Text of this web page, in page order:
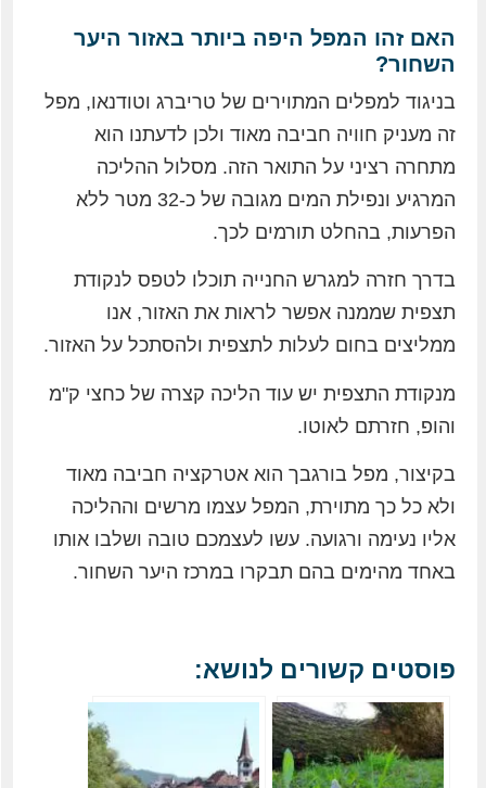
האם זהו המפל היפה ביותר באזור היער
השחור?
בניגוד למפלים המתוירים של טריברג וטודנאו, מפל
זה מעניק חוויה חביבה מאוד ולכן לדעתנו הוא
מתחרה רציני על התואר הזה. מסלול ההליכה
המרגיע ונפילת המים מגובה של כ-32 מטר ללא
הפרעות, בהחלט תורמים לכך.
בדרך חזרה למגרש החנייה תוכלו לטפס לנקודת
תצפית שממנה אפשר לראות את האזור, אנו
ממליצים בחום לעלות לתצפית ולהסתכל על האזור.
מנקודת התצפית יש עוד הליכה קצרה של כחצי ק"מ
והופ, חזרתם לאוטו.
בקיצור, מפל בורגבך הוא אטרקציה חביבה מאוד
ולא כל כך מתוירת, המפל עצמו מרשים וההליכה
אליו נעימה ורגועה. עשו לעצמכם טובה ושלבו אותו
באחד מהימים בהם תבקרו במרכז היער השחור.
פוסטים קשורים לנושא: